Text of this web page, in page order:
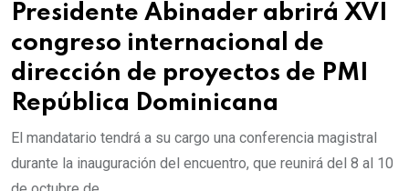
Presidente Abinader abrirá XVI
congreso internacional de
dirección de proyectos de PMI
República Dominicana
El mandatario tendrá a su cargo una conferencia magistral
durante la inauguración del encuentro, que reunirá del 8 al 10